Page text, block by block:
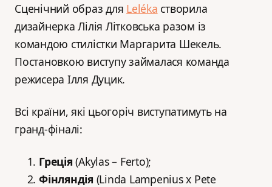
Сценічний образ для Leléka створила
дизайнерка Лілія Літковська разом із
командою стилістки Маргарита Шекель.
Постановкою виступу займалася команда
режисера Ілля Дуцик.
Всі країни, які цьогоріч виступатимуть на
гранд-фіналі:
Греція (Akylas – Ferto);
Фінляндія (Linda Lampenius x Pete